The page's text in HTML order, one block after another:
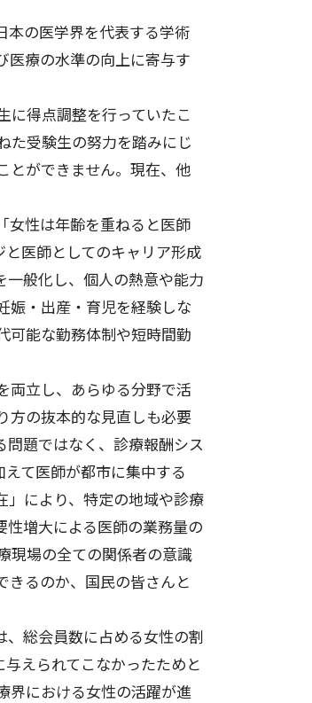
本の医学界を代表する学術
医療の水準の向上に寄与す
に得点調整を行っていたこ
た受験生の努力を踏みにじ
とができません。現在、他
女性は年齢を重ねると医師
医師としてのキャリア形成
般化し、個人の熱意や能力
娠・出産・育児を経験しな
可能な勤務体制や短時間勤
両立し、あらゆる分野で活
方の抜本的な見直しも必要
題ではなく、診療報酬シス
て医師が都市に集中する
」により、特定の地域や診療
増大による医師の業務量の
現場の全ての関係者の意識
きるのか、国民の皆さんと
総会員数に占める女性の割
えられてこなかったためと
界における女性の活躍が進